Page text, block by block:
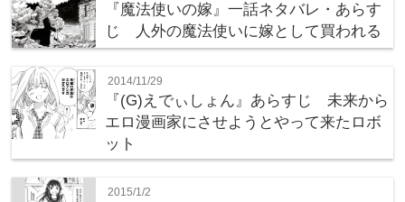
『魔法使いの嫁』一話ネタバレ・あらす
じ 人外の魔法使いに嫁として買われる
2014/11/29
『(G)えでぃしょん』あらすじ 未来から
エロ漫画家にさせようとやって来たロボ
ット
2015/1/2